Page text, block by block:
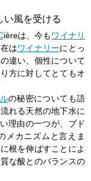
い風を受ける
ièreは、今もワイナリ
はワイナリーにとっ
違い、個性について
方に対してとてもオ
の秘密についても語
れる天然の地下水に
理由の一つが、ブド
メカニズムと言えま
根を伸ばすことによ
な酸とのバランスの